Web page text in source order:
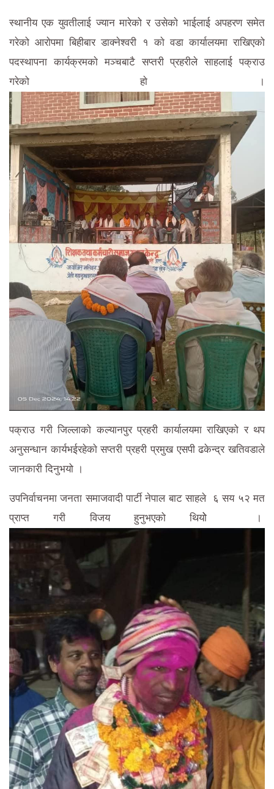
स्थानीय एक युवतीलाई ज्यान मारेको र उसेकाे भाईलाई अपहरण समेत
गरेको आराेपमा बिहीबार डाक्नेश्वरी १ काे वडा कार्यालयमा राखिएको
पदस्थापना कार्यक्रमकाे मञ्चबाटै सप्तरी प्रहरीले साहलाई पक्राउ
गरेको हाे ।
पक्राउ गरी जिल्लाकाे कल्यानपुर प्रहरी कार्यालयमा राखिएको र थप
अनुसन्धान कार्यभईरहेकाे सप्तरी प्रहरी प्रमुख एसपी ढकेन्द्र खतिवडाले
जानकारी दिनुभयो ।
उपनिर्वाचनमा जनता समाजवादी पार्टी नेपाल बाट साहले ६ सय ५२ मत
प्राप्त गरी विजय हुनुभएको थियोे ।